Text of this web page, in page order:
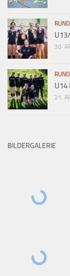
30.
U14
21.
BILDERGALERIE